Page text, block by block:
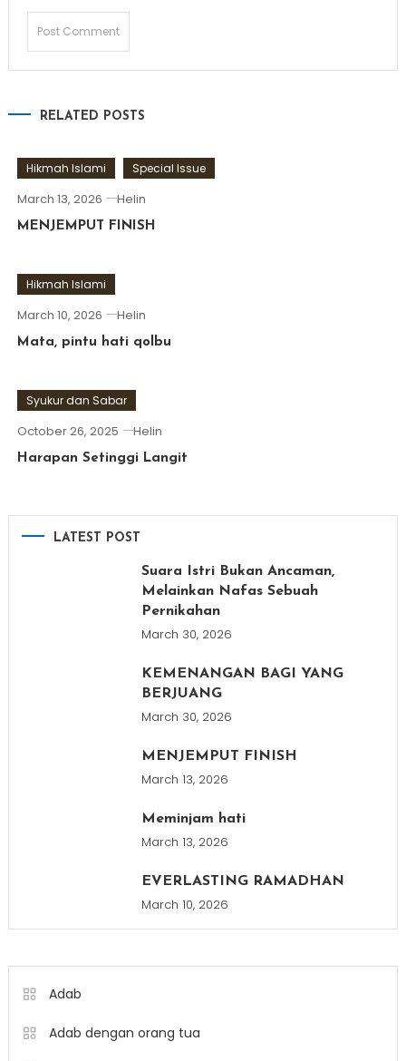
RELATED POSTS
Hikmah Islami Special Issue
March 13, 2026 Helin
MENJEMPUT FINISH
Hikmah Islami
March 10, 2026 Helin
Mata, pintu hati qolbu
Syukur dan Sabar
October 26, 2025 Helin
Harapan Setinggi Langit
LATEST POST
Suara Istri Bukan Ancaman,
Melainkan Nafas Sebuah
Pernikahan
March 30, 2026
KEMENANGAN BAGI YANG
BERJUANG
March 30, 2026
MENJEMPUT FINISH
March 13, 2026
Meminjam hati
March 13, 2026
EVERLASTING RAMADHAN
March 10, 2026
Adab
Adab dengan orang tua